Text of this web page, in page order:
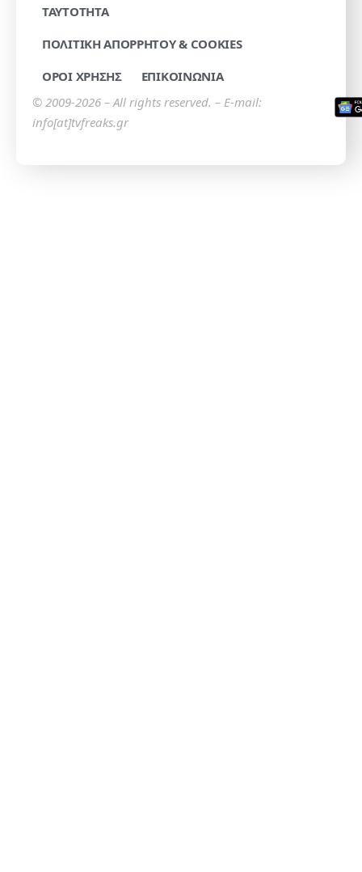
TAYTOTHTA
ΠΟΛΙΤΙΚΗ ΑΠΟΡΡΗΤΟΥ & COOKIES
ΟΡΟΙ ΧΡΗΣΗΣ
ΕΠΙΚΟΙΝΩΝΙΑ
© 2009-2026 – All rights reserved. – E-mail:
info[at]tvfreaks.gr